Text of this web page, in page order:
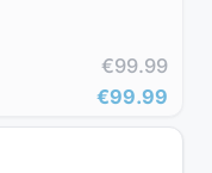
€99.99
€99.99